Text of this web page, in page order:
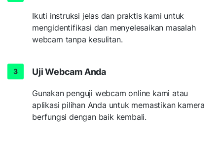
Ikuti instruksi jelas dan praktis kami untuk
mengidentifikasi dan menyelesaikan masalah
webcam tanpa kesulitan.
Uji Webcam Anda
Gunakan penguji webcam online kami atau
aplikasi pilihan Anda untuk memastikan kamera
berfungsi dengan baik kembali.